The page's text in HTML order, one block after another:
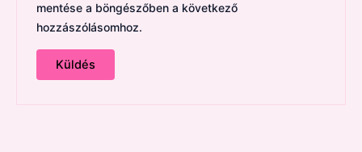
mentése a böngészőben a következő
hozzászólásomhoz.